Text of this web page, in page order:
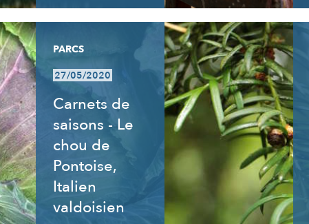
PARCS
27/05/2020
Carnets de
saisons - Le
chou de
Pontoise,
Italien
valdoisien